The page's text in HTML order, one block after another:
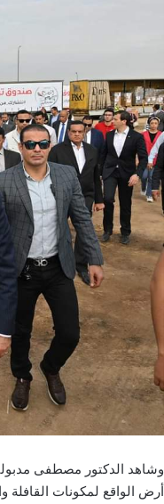
وشاهد الدكتور مصطفى
أرض الواقع لمكونات